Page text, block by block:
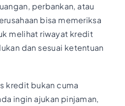
perbankan, atau
bisa memeriksa
melihat riwayat kredit
dan sesuai ketentuan
kredit bukan cuma
ingin ajukan pinjaman,